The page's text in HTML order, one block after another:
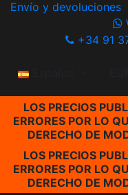
Envío y devoluciones
+34 91
Español
LOS PRECIOS
ERRORES POR LO
DERECHO DE
LOS PRECIOS
ERRORES POR LO
DERECHO DE